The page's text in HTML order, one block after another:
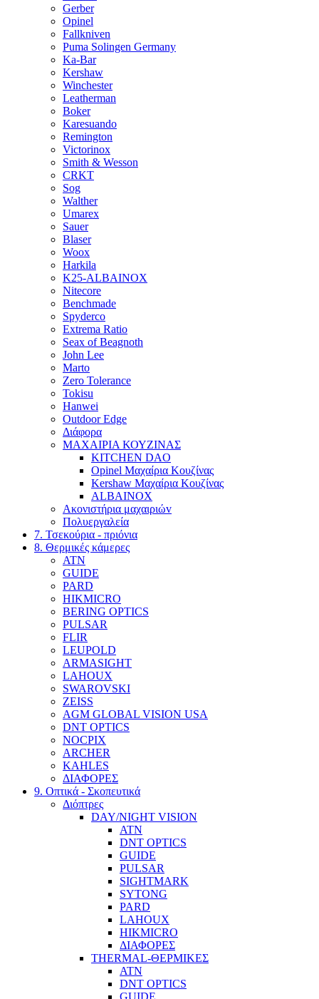
Gerber
Opinel
Fallkniven
Puma Solingen Germany
Ka-Bar
Kershaw
Winchester
Leatherman
Boker
Karesuando
Remington
Victorinox
Smith & Wesson
CRKT
Sog
Walther
Umarex
Sauer
Blaser
Woox
Harkila
K25-ALBAINOX
Nitecore
Benchmade
Spyderco
Extrema Ratio
Seax of Beagnoth
John Lee
Marto
Zero Tolerance
Tokisu
Hanwei
Outdoor Edge
Διάφορα
ΜΑΧΑΙΡΙΑ ΚΟΥΖΙΝΑΣ
KITCHEN DAO
Opinel Μαχαίρια Κουζίνας
Kershaw Μαχαίρια Κουζίνας
ALBAINOX
Ακονιστήρια μαχαιριώv
Πολυεργαλεία
7. Τσεκούρια - πριόνια
8. Θερμικές κάμερες
ATN
GUIDE
PARD
HIKMICRO
BERING OPTICS
PULSAR
FLIR
LEUPOLD
ARMASIGHT
LAHOUX
SWAROVSKI
ZEISS
AGM GLOBAL VISION USA
DNT OPTICS
NOCPIX
ARCHER
KAHLES
ΔΙΑΦΟΡΕΣ
9. Οπτικά - Σκοπευτικά
Διόπτρες
DAY/NIGHT VISION
ATN
DNT OPTICS
GUIDE
PULSAR
SIGHTMARK
SYTONG
PARD
LAHOUX
HIKMICRO
ΔΙΑΦΟΡΕΣ
THERMAL-ΘΕΡΜΙΚΕΣ
ATN
DNT OPTICS